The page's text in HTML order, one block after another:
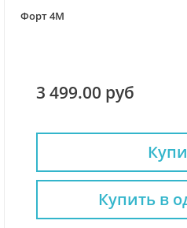
Форт 4M
3 499.00 руб
Купить в